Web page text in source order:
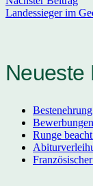
Landessieger im
Neueste
Runge